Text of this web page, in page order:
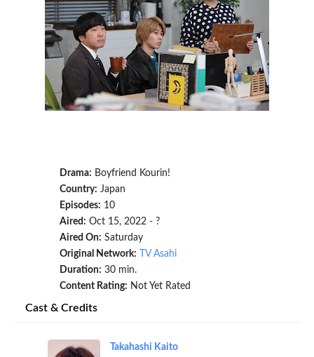
Drama: Boyfriend Kourin!
Country: Japan
Episodes: 10
Aired: Oct 15, 2022 - ?
Aired On: Saturday
Original Network:
TV Asahi
Duration: 30 min.
Content Rating: Not Yet Rated
Cast & Credits
Takahashi Kaito